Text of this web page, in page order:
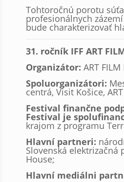
Tohtoročnú porotu
profesionálnych
bude charakterizovať
31. ročník IFF ART
Organizátor:ART FILM
Spoluorganizátori:
centrá, Visit Košice,
Festival finančne
Festival je
krajom z programu
Hlavní partneri:
Slovenská elektrizačná
House;
Hlavní mediálni